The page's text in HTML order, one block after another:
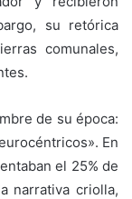
su retórica
comunales,
de su época:
En
el 25% de
narrativa criolla,